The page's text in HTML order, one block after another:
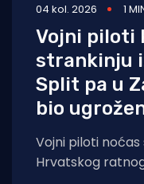
04 kol. 2026 1
Vojni piloti
strankinju
Split pa u
bio
Vojni piloti noćas
Hrvatskog